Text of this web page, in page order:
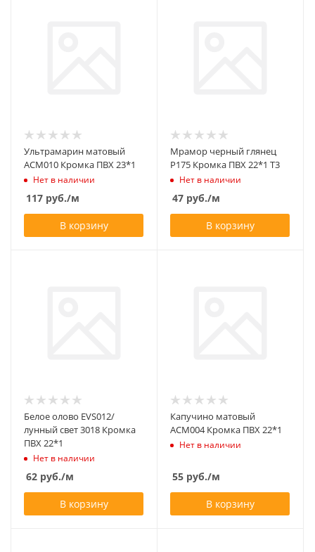
Ультрамарин матовый
АСМ010 Кромка ПВХ 23*1
Нет в наличии
117 руб./м
В корзину
Мрамор черный глянец
Р175 Кромка ПВХ 22*1 Т3
Нет в наличии
47 руб./м
В корзину
Белое олово EVS012/
лунный свет 3018 Кромка
ПВХ 22*1
Нет в наличии
62 руб./м
В корзину
Капучино матовый
ACM004 Кромка ПВХ 22*1
Нет в наличии
55 руб./м
В корзину